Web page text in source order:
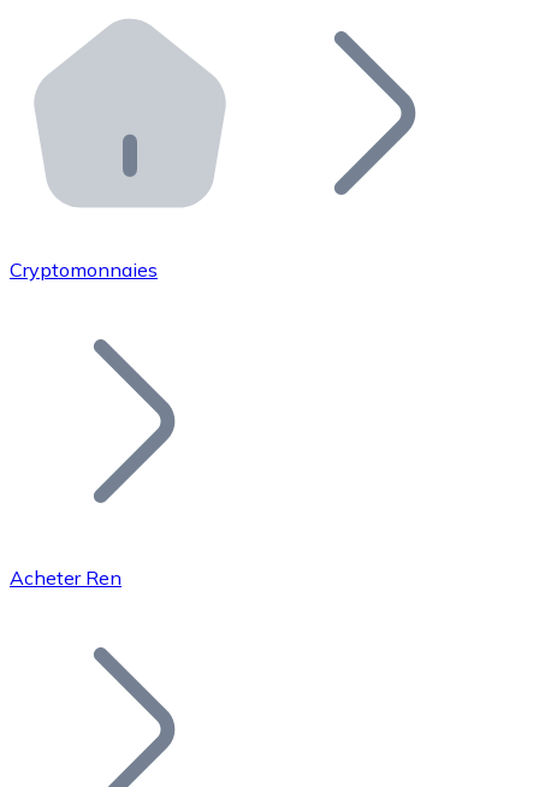
Distributeurs automatiques Bitnovo
Intégrez un ATM Bitnovo dans votre entreprise et
API Bitnovo
Intégrez notre API dans votre écosystème.
Rejoignez notre réseau de distributeurs et
Ajoutez le token de votre projet à notre service
Bitcoin
Cryptomonnaies
Acheter Ren